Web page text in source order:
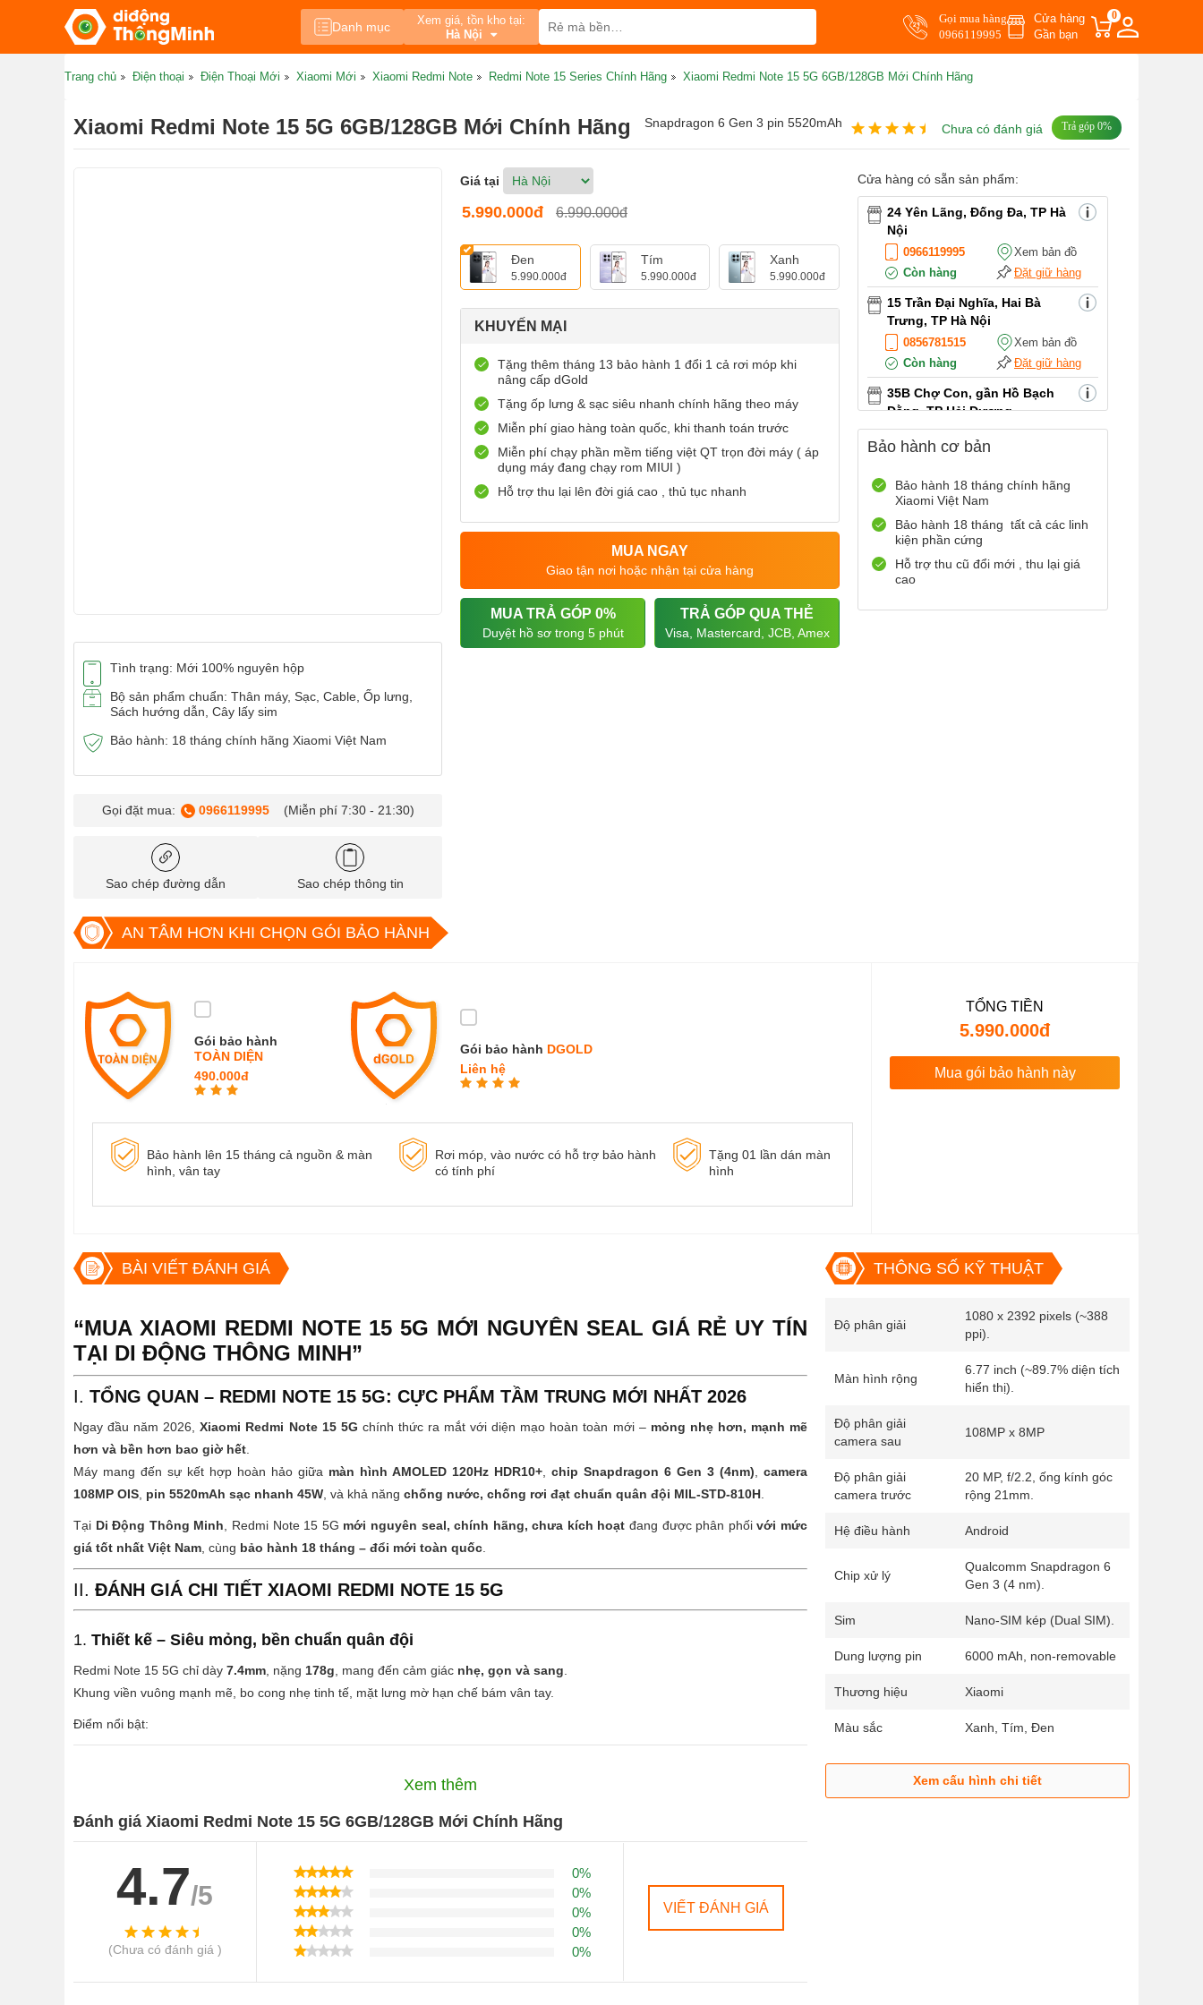
Danh mục
Xem giá, tồn kho tại:
Hà Nội
Gọi mua hàng
0966119995
Cửa hàng
Gần bạn
0
Trang chủ Điện thoại Điện Thoại Mới Xiaomi Mới Xiaomi Redmi Note Redmi Note 15 Series Chính Hãng Xiaomi Redmi Note 15 5G 6GB/128GB Mới Chính Hãng
Xiaomi Redmi Note 15 5G 6GB/128GB Mới Chính Hãng Snapdragon 6 Gen 3 pin 5520mAh Chưa có đánh giá Trả góp 0%
Tình trạng: Mới 100% nguyên hộp
Bộ sản phẩm chuẩn: Thân máy, Sạc, Cable, Ốp lưng,
Sách hướng dẫn, Cây lấy sim
Bảo hành: 18 tháng chính hãng Xiaomi Việt Nam
Gọi đặt mua: 0966119995 (Miễn phí 7:30 - 21:30)
Sao chép đường dẫn Sao chép thông tin
Giá tại
5.990.000đ 6.990.000đ
Đen
5.990.000đ
Tím
5.990.000đ
Xanh
5.990.000đ
KHUYẾN MẠI
Tặng thêm tháng 13 bảo hành 1 đổi 1 cả rơi móp khi
nâng cấp dGold
Tặng ốp lưng & sạc siêu nhanh chính hãng theo máy
Miễn phí giao hàng toàn quốc, khi thanh toán trước
Miễn phí chạy phần mềm tiếng việt QT trọn đời máy ( áp
dụng máy đang chạy rom MIUI )
Hỗ trợ thu lại lên đời giá cao , thủ tục nhanh
MUA NGAY
Giao tận nơi hoặc nhận tại cửa hàng
MUA TRẢ GÓP 0%
Duyệt hồ sơ trong 5 phút
TRẢ GÓP QUA THẺ
Visa, Mastercard, JCB, Amex
Cửa hàng có sẵn sản phẩm:
24 Yên Lãng, Đống Đa, TP Hà
Nội
0966119995
Xem bản đồ
Còn hàng
Đặt giữ hàng
15 Trần Đại Nghĩa, Hai Bà
Trưng, TP Hà Nội
0856781515
Xem bản đồ
Còn hàng
Đặt giữ hàng
35B Chợ Con, gần Hồ Bạch
Đằng, TP Hải Dương
0899965566
Xem bản đồ
Còn hàng
12 Điện Biên Phủ, TP Hải
Phòng
0916551212
Xem bản đồ
Còn hàng
Số 72 Trần Thành Ngọ,TP Hải
0888667272
Xem bản đồ
Bảo hành cơ bản
Bảo hành 18 tháng chính hãng
Xiaomi Việt Nam
Bảo hành 18 tháng tất cả các linh
kiện phần cứng
Hỗ trợ thu cũ đổi mới , thu lại giá
cao
AN TÂM HƠN KHI CHỌN GÓI BẢO HÀNH
Gói bảo hành
TOÀN DIỆN
490.000đ
Gói bảo hành DGOLD
Liên hệ
Bảo hành lên 15 tháng cả nguồn & màn
hình, vân tay
Rơi móp, vào nước có hỗ trợ bảo hành
có tính phí
Tặng 01 lần dán màn
hình
TỔNG TIỀN
5.990.000đ
Mua gói bảo hành này
BÀI VIẾT ĐÁNH GIÁ
“MUA XIAOMI REDMI NOTE 15 5G MỚI NGUYÊN SEAL GIÁ RẺ UY TÍN
TẠI DI ĐỘNG THÔNG MINH”
I. TỔNG QUAN – REDMI NOTE 15 5G: CỰC PHẨM TẦM TRUNG MỚI NHẤT 2026
Ngay đầu năm 2026,Xiaomi Redmi Note 15 5G chính thức ra mắt với diện mạo hoàn toàn mới – mỏng nhẹ hơn, mạnh mẽ
hơn và bền hơn bao giờ hết.
Máy mang đến sự kết hợp hoàn hảo giữa màn hình AMOLED 120Hz HDR10+, chip Snapdragon 6 Gen 3 (4nm), camera
108MP OIS, pin 5520mAh sạc nhanh 45W, và khả năng chống nước, chống rơi đạt chuẩn quân đội MIL-STD-810H.
Tại Di Động Thông Minh, Redmi Note 15 5G mới nguyên seal, chính hãng, chưa kích hoạt đang được phân phốivới mức
giá tốt nhất Việt Nam, cùng bảo hành 18 tháng – đổi mới toàn quốc.
II. ĐÁNH GIÁ CHI TIẾT XIAOMI REDMI NOTE 15 5G
1. Thiết kế – Siêu mỏng, bền chuẩn quân đội
Redmi Note 15 5G chỉ dày 7.4mm, nặng 178g, mang đến cảm giác nhẹ, gọn và sang.
Khung viền vuông mạnh mẽ, bo cong nhẹ tinh tế, mặt lưng mờ hạn chế bám vân tay.
Điểm nổi bật:
– cực hiếm trong phân khúc.
Ba màu sắc thanh lịch:
Glacier Blue (Xanh Băng) – hiện đại.
Mist Purple (Tím Sương) – nhẹ nhàng, thời trang.
Xem thêm
Đánh giá Xiaomi Redmi Note 15 5G 6GB/128GB Mới Chính Hãng
4.7/5
(Chưa có đánh giá )
0%
0%
0%
0%
0%
VIẾT ĐÁNH GIÁ
THÔNG SỐ KỸ THUẬT
Độ phân giải
1080 x 2392 pixels (~388
ppi).
Màn hình rộng
6.77 inch (~89.7% diện tích
hiển thị).
Độ phân giải
camera sau
108MP x 8MP
Độ phân giải
camera trước
20 MP, f/2.2, ống kính góc
rộng 21mm.
Hệ điều hành Android
Chip xử lý
Qualcomm Snapdragon 6
Gen 3 (4 nm).
Sim Nano-SIM kép (Dual SIM).
Dung lượng pin 6000 mAh, non-removable
Thương hiệu Xiaomi
Màu sắc Xanh, Tím, Đen
Xem cấu hình chi tiết